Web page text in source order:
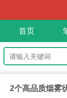
首页
2个高品质烟雾